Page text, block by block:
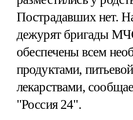
Пострадавших нет.
дежурят бригады
обеспечены всем
продуктами,
лекарствами,
"Россия 24".